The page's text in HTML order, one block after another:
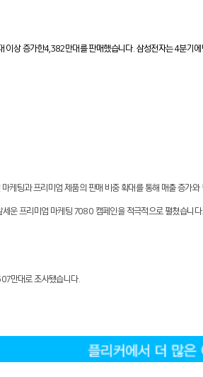
상 증가한4,382만대를 판매했습니다. 삼성전자는 4분기에
팅과 프리미엄 제품의 판매 비중 확대를 통해 매출 증가와
세운 프리미엄 마케팅 7080 캠페인을 적극적으로 펼쳤습니
만대로 조사됐습니다.